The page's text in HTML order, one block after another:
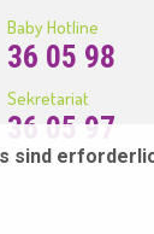
Baby Hotline
36 05 98
Sekretariat
36 05 97
sind